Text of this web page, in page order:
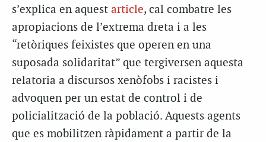
s’explica en aquest article, cal combatre les
apropiacions de l’extrema dreta i a les
“retòriques feixistes que operen en una
suposada solidaritat” que tergiversen aquesta
relatoria a discursos xenòfobs i racistes i
advoquen per un estat de control i de
policialització de la població. Aquests agents
que es mobilitzen ràpidament a partir de la